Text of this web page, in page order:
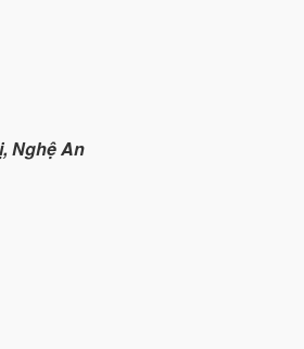
Nghệ An